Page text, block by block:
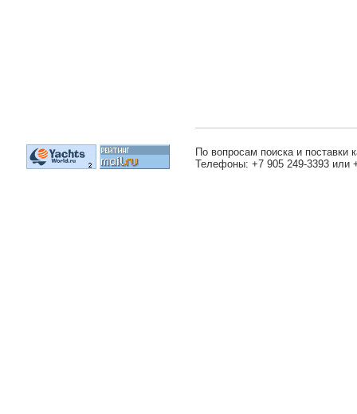
По вопросам поиска и поставки
Телефоны: +7 905 249-3393 или